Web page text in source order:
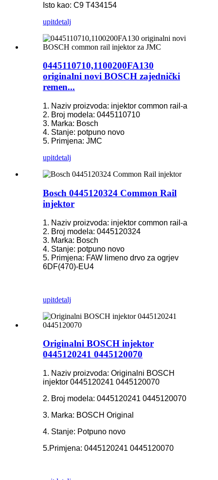
Isto kao: C9 T434154
upitdetalj
0445110710,1100200FA130
originalni novi BOSCH zajednički
remen...
1. Naziv proizvoda: injektor common rail-a
2. Broj modela: 0445110710
3. Marka: Bosch
4. Stanje: potpuno novo
5. Primjena: JMC
upitdetalj
Bosch 0445120324 Common Rail
injektor
1. Naziv proizvoda: injektor common rail-a
2. Broj modela: 0445120324
3. Marka: Bosch
4. Stanje: potpuno novo
5. Primjena: FAW limeno drvo za ogrjev
6DF(470)-EU4
upitdetalj
Originalni BOSCH injektor
0445120241 0445120070
1. Naziv proizvoda: Originalni BOSCH
injektor 0445120241 0445120070
2. Broj modela: 0445120241 0445120070
3. Marka: BOSCH Original
4. Stanje: Potpuno novo
5.Primjena: 0445120241 0445120070